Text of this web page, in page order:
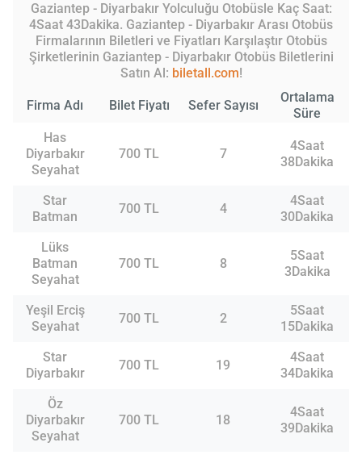
Gaziantep - Diyarbakır Yolculuğu Otobüsle Kaç Saat:
4Saat 43Dakika. Gaziantep - Diyarbakır Arası Otobüs
Firmalarının Biletleri ve Fiyatları Karşılaştır Otobüs
Şirketlerinin Gaziantep - Diyarbakır Otobüs Biletlerini
Satın Al: biletall.com!
Firma Adı Bilet Fiyatı Sefer Sayısı
Ortalama
Süre
Has
Diyarbakır
Seyahat
700 TL 7
4Saat
38Dakika
Star
Batman
700 TL 4
4Saat
30Dakika
Lüks
Batman
Seyahat
700 TL 8
5Saat
3Dakika
Yeşil Erciş
Seyahat
700 TL 2
5Saat
15Dakika
Star
Diyarbakır
700 TL 19
4Saat
34Dakika
Öz
Diyarbakır
Seyahat
700 TL 18
4Saat
39Dakika